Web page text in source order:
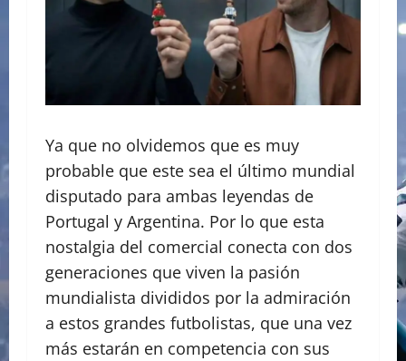
Ya que no olvidemos que es muy
probable que este sea el último mundial
disputado para ambas leyendas de
Portugal y Argentina. Por lo que esta
nostalgia del comercial conecta con dos
generaciones que viven la pasión
mundialista divididos por la admiración
a estos grandes futbolistas, que una vez
más estarán en competencia con sus